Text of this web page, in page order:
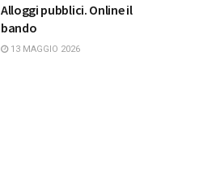
Alloggi pubblici. Online il
bando
13 MAGGIO 2026